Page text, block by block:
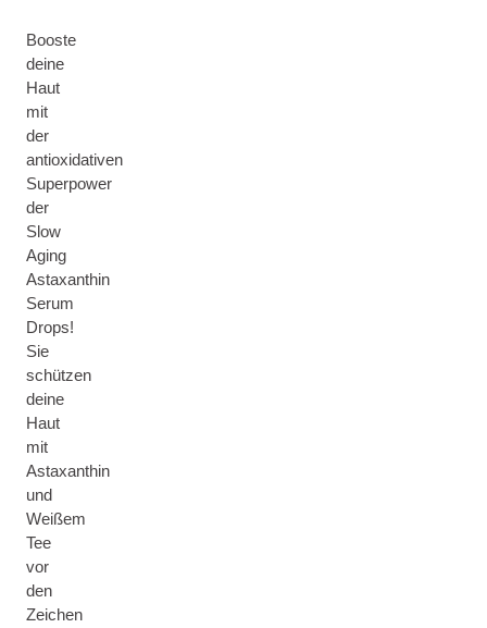
Booste
deine
Haut
mit
der
antioxidativen
Superpower
der
Slow
Aging
Astaxanthin
Serum
Drops!
Sie
schützen
deine
Haut
mit
Astaxanthin
und
Weißem
Tee
vor
den
Zeichen